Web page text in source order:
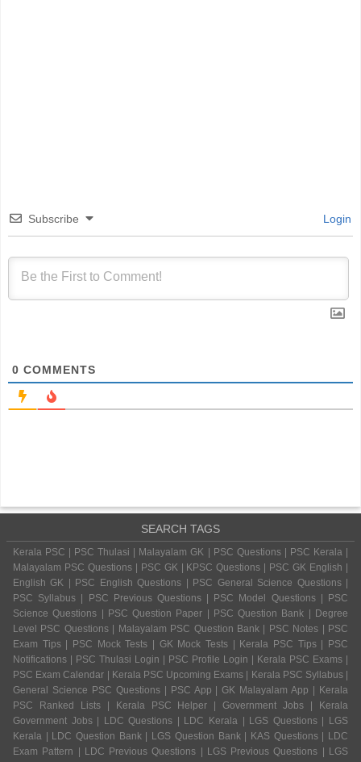
Subscribe Login
0 COMMENTS
SEARCH TAGS
Kerala PSC | PSC Thulasi | Malayalam GK | PSC Questions | PSC Kerala |
Malayalam PSC Questions | PSC GK | KPSC Questions | PSC GK English |
English GK | PSC English Questions | PSC General Science Questions |
PSC Syllabus | PSC Previous Questions | PSC Model Questions | PSC
Science Questions | PSC Question Paper | PSC Question Bank | Degree
Level PSC Questions | Malayalam PSC Question Bank | PSC Notes | PSC
Exam Tips | PSC Mock Tests | GK Mock Tests | Kerala PSC Tips | PSC
Notifications | PSC Thulasi Login | PSC Profile Login | Kerala PSC Exams |
PSC Exam Calendar | Kerala PSC Upcoming Exams | Kerala PSC Syllabus |
General Science PSC Questions | PSC App | GK Malayalam App | Kerala
PSC Ranked Lists | Kerala PSC Helper | Government Jobs | Kerala
Government Jobs | LDC Questions | LDC Kerala | LGS Questions | LGS
Kerala | LDC Question Bank | LGS Question Bank | KAS Questions | LDC
Exam Pattern | LDC Previous Questions | LGS Previous Questions | LGS